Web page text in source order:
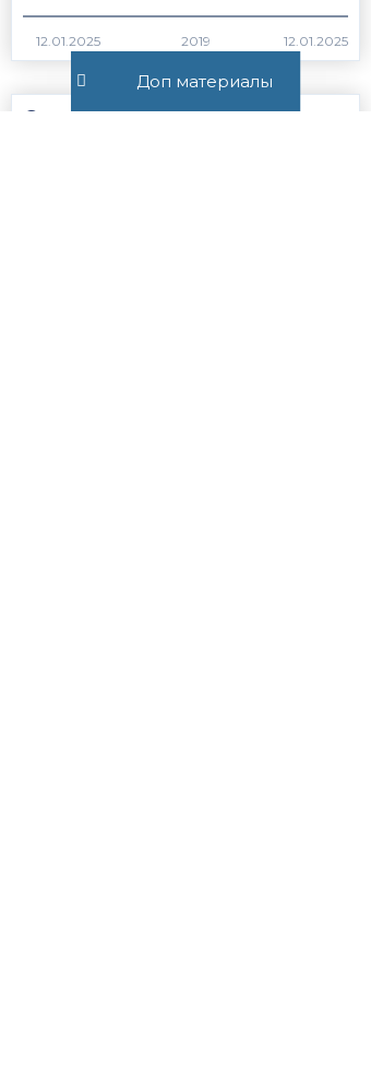
Доп материалы
2019
Статья 28.10.